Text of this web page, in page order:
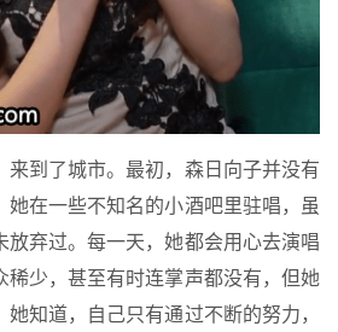
来到了城市。最初，森日向子并没有
她在一些不知名的小酒吧里驻唱，虽
放弃过。每一天，她都会用心去演唱
稀少，甚至有时连掌声都没有，但她
知道，自己只有通过不断的努力，